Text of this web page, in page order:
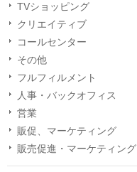
TVショッピング
クリエイティブ
コールセンター
その他
フルフィルメント
人事・バックオフィス
営業
販促、マーケティング
販売促進・マーケティング